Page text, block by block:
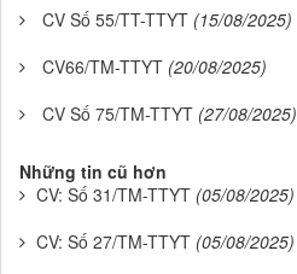
CV Số 55/TT-TTYT (15/08/2025)
CV66/TM-TTYT (20/08/2025)
CV Số 75/TM-TTYT (27/08/2025)
Những tin cũ hơn
CV: Số 31/TM-TTYT (05/08/2025)
CV: Số 27/TM-TTYT (05/08/2025)